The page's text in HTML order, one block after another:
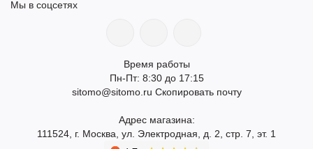
Мы в соцсетях
Время работы
Пн-Пт: 8:30 до 17:15
sitomo@sitomo.ru Скопировать почту
Адрес магазина:
111524, г. Москва, ул. Электродная, д. 2, стр. 7, эт. 1